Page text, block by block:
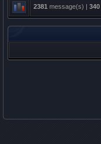
2381 message(s) | 340